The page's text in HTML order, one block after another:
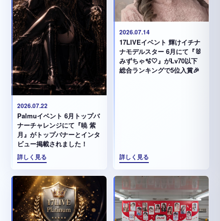
2026.07.22
Palmuイベント 6月トップバ
ナーチャレンジにて『暁 紫
月』がトップバナーとインタ
ビュー掲載されました！
詳しく見る
2026.07.14
17LIVEイベント 輝けイチナ
ナモデルスター 6月にて『🐰
みずちゃ️🫧🤍』がLv70以下
総合ランキングで5位入賞🎉
詳しく見る